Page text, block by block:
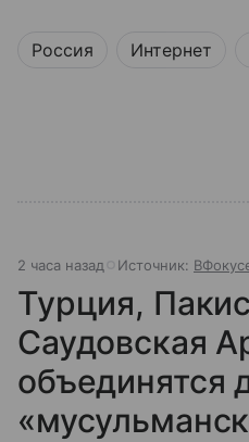
Россия Интернет
2 часа назад Источник:
Турция,
Саудовская
объединятся